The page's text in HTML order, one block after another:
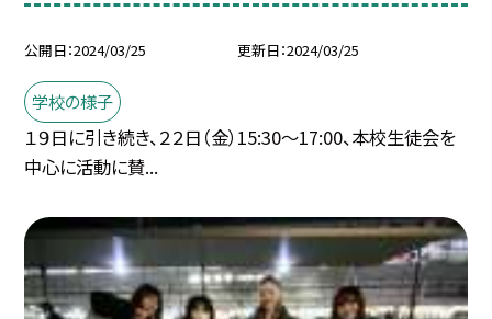
公開日 2024/03/25 更新日 2024/03/25
学校の様子
１９日に引き続き、２２日（金）15:30〜17:00、本校生徒会を
中心に活動に賛...